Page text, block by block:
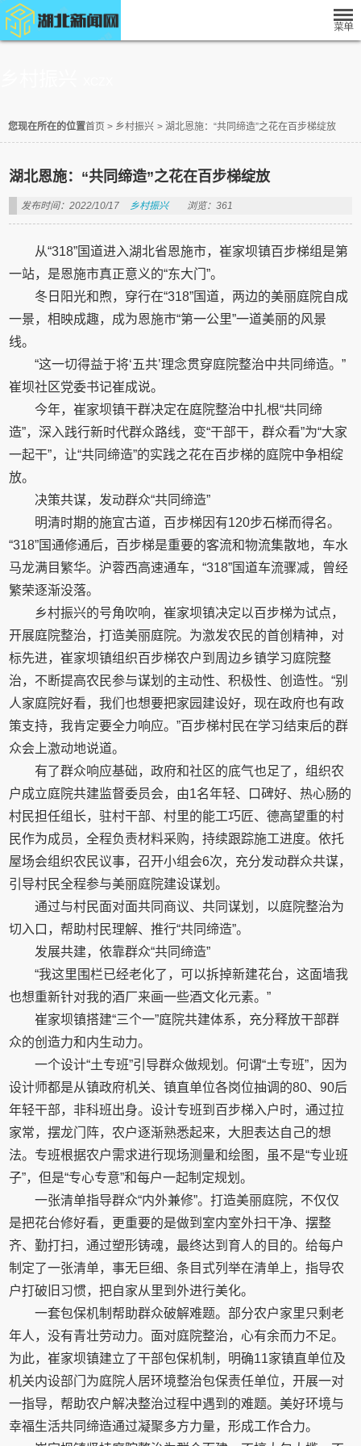
您现在所在的位置首页 > 乡村振兴 > 湖北恩施：“共同缔造”之花在百步梯绽放
湖北恩施：“共同缔造”之花在百步梯绽放
发布时间：2022/10/17 乡村振兴 浏览：361
从“318”国道进入湖北省恩施市，崔家坝镇百步梯组是第
一站，是恩施市真正意义的“东大门”。
冬日阳光和煦，穿行在“318”国道，两边的美丽庭院自成
一景，相映成趣，成为恩施市“第一公里”一道美丽的风景
线。
“这一切得益于将‘五共’理念贯穿庭院整治中共同缔造。”
崔坝社区党委书记崔成说。
今年，崔家坝镇干群决定在庭院整治中扎根“共同缔
造”，深入践行新时代群众路线，变“干部干，群众看”为“大家
一起干”，让“共同缔造”的实践之花在百步梯的庭院中争相绽
放。
决策共谋，发动群众“共同缔造”
明清时期的施宜古道，百步梯因有120步石梯而得名。
“318”国通修通后，百步梯是重要的客流和物流集散地，车水
马龙满目繁华。沪蓉西高速通车，“318”国道车流骤减，曾经
繁荣逐渐没落。
乡村振兴的号角吹响，崔家坝镇决定以百步梯为试点，
开展庭院整治，打造美丽庭院。为激发农民的首创精神，对
标先进，崔家坝镇组织百步梯农户到周边乡镇学习庭院整
治，不断提高农民参与谋划的主动性、积极性、创造性。“别
人家庭院好看，我们也想要把家园建设好，现在政府也有政
策支持，我肯定要全力响应。”百步梯村民在学习结束后的群
众会上激动地说道。
有了群众响应基础，政府和社区的底气也足了，组织农
户成立庭院共建监督委员会，由1名年轻、口碑好、热心肠的
村民担任组长，驻村干部、村里的能工巧匠、德高望重的村
民作为成员，全程负责材料采购，持续跟踪施工进度。依托
屋场会组织农民议事，召开小组会6次，充分发动群众共谋，
引导村民全程参与美丽庭院建设谋划。
通过与村民面对面共同商议、共同谋划，以庭院整治为
切入口，帮助村民理解、推行“共同缔造”。
发展共建，依靠群众“共同缔造”
“我这里围栏已经老化了，可以拆掉新建花台，这面墙我
也想重新针对我的酒厂来画一些酒文化元素。”
崔家坝镇搭建“三个一”庭院共建体系，充分释放干部群
众的创造力和内生动力。
一个设计“土专班”引导群众做规划。何谓“土专班”，因为
设计师都是从镇政府机关、镇直单位各岗位抽调的80、90后
年轻干部，非科班出身。设计专班到百步梯入户时，通过拉
家常，摆龙门阵，农户逐渐熟悉起来，大胆表达自己的想
法。专班根据农户需求进行现场测量和绘图，虽不是“专业班
子”，但是“专心专意”和每户一起制定规划。
一张清单指导群众“内外兼修”。打造美丽庭院，不仅仅
是把花台修好看，更重要的是做到室内室外扫干净、摆整
齐、勤打扫，通过塑形铸魂，最终达到育人的目的。给每户
制定了一张清单，事无巨细、条目式列举在清单上，指导农
户打破旧习惯，把自家从里到外进行美化。
一套包保机制帮助群众破解难题。部分农户家里只剩老
年人，没有青壮劳动力。面对庭院整治，心有余而力不足。
为此，崔家坝镇建立了干部包保机制，明确11家镇直单位及
机关内设部门为庭院人居环境整治包保责任单位，开展一对
一指导，帮助农户解决整治过程中遇到的难题。美好环境与
幸福生活共同缔造通过凝聚多方力量，形成工作合力。